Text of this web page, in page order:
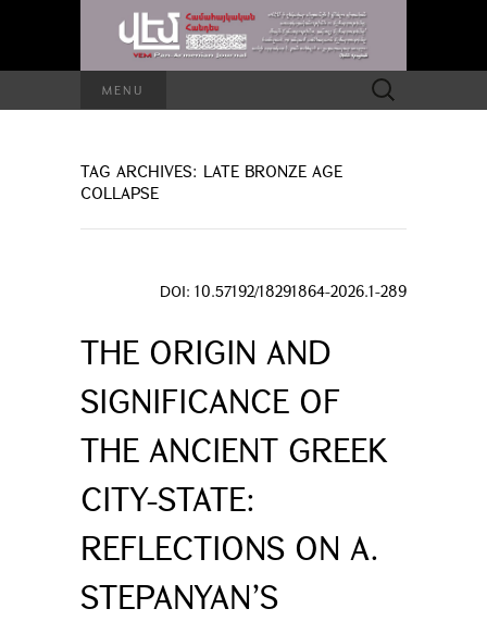
MENU
Search
for:
TAG ARCHIVES: LATE BRONZE AGE
COLLAPSE
DOI: 10.57192/18291864-2026.1-289
THE ORIGIN AND
SIGNIFICANCE OF
THE ANCIENT GREEK
CITY-STATE:
REFLECTIONS ON A.
STEPANYAN’S